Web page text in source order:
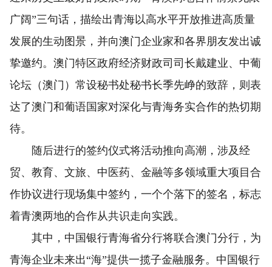
广阔”三句话，描绘出青海以高水平开放推进高质量
发展的生动图景，并向澳门企业家和各界朋友发出诚
挚邀约。澳门特区政府经济财政司司长戴建业、中葡
论坛（澳门）常设秘书处秘书长季先峥的致辞，则表
达了澳门和葡语国家对深化与青海务实合作的热切期
待。
随后进行的签约仪式将活动推向高潮，涉及经
贸、教育、文旅、中医药、金融等多领域重大项目合
作协议进行现场集中签约，一个个落下的签名，标志
着青澳两地的合作从共识走向实践。
其中，中国银行青海省分行将联合澳门分行，为
青海企业未来出“海”提供一揽子金融服务。中国银行